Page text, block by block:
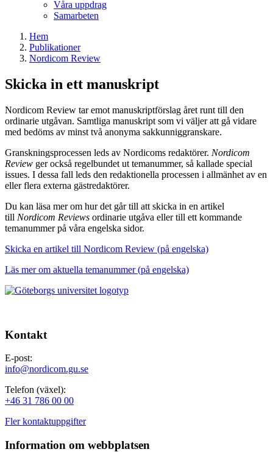
Våra uppdrag
Samarbeten
Hem
Publikationer
Nordicom Review
Skicka in ett manuskript
Nordicom Review tar emot manuskriptförslag året runt till den
ordinarie utgåvan. Samtliga manuskript som vi väljer att gå vidare
med bedöms av minst två anonyma sakkunniggranskare.
Granskningsprocessen leds av Nordicoms redaktörer. Nordicom
Review ger också regelbundet ut temanummer, så kallade special
issues. I dessa fall leds den redaktionella processen i allmänhet av en
eller flera externa gästredaktörer.
Du kan läsa mer om hur det går till att skicka in en artikel
till Nordicom Reviews ordinarie utgåva eller till ett kommande
temanummer på våra engelska sidor.
Skicka en artikel till Nordicom Review (på engelska)
Läs mer om aktuella temanummer (på engelska)
Kontakt
E-post:
info@nordicom.gu.se
Telefon (växel):
+46 31 786 00 00
Fler kontaktuppgifter
Information om webbplatsen